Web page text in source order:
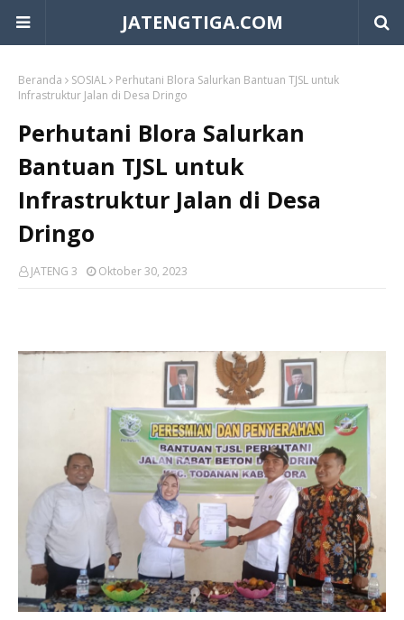
JATENGTIGA.COM
Beranda SOSIAL
Perhutani Blora Salurkan Bantuan TJSL untuk
Infrastruktur Jalan di Desa Dringo
Perhutani Blora Salurkan
Bantuan TJSL untuk
Infrastruktur Jalan di Desa
Dringo
JATENG 3 Oktober 30, 2023